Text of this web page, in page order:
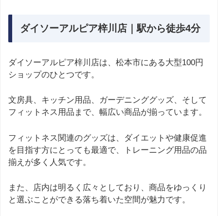
ダイソーアルピア梓川店｜駅から徒歩4分
ダイソーアルピア梓川店は、松本市にある大型100円
ショップのひとつです。
文房具、キッチン用品、ガーデニンググッズ、そして
フィットネス用品まで、幅広い商品が揃っています。
フィットネス関連のグッズは、ダイエットや健康促進
を目指す方にとっても最適で、トレーニング用品の品
揃えが多く人気です。
また、店内は明るく広々としており、商品をゆっくり
と選ぶことができる落ち着いた空間が魅力です。